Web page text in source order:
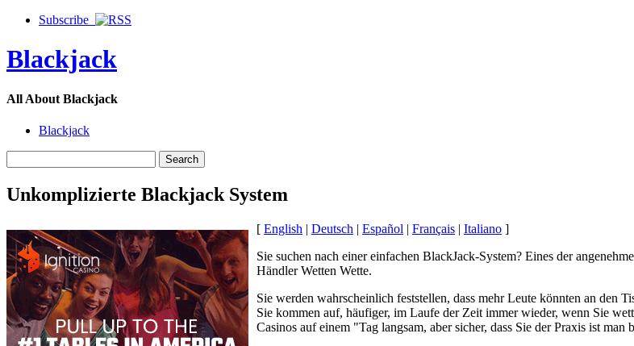
Subscribe
Blackjack
All About Blackjack
Blackjack
Unkomplizierte Blackjack System
[ English | Deutsch | Español | Français | Italiano ]
Sie suchen nach einer einfachen BlackJack-System? Eines der
Händler Wetten Wette.
Sie werden wahrscheinlich feststellen, dass mehr Leute könnten an den
Sie kommen auf, häufiger, im Laufe der Zeit immer wieder, wenn Sie
Casinos auf einem "Tag langsam, aber sicher, dass Sie der Praxis ist man